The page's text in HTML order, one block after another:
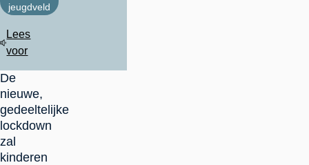
jeugdveld
Lees
voor
De
nieuwe,
gedeeltelijke
lockdown
zal
kinderen